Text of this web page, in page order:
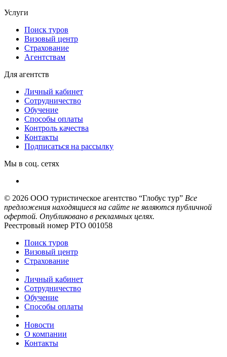
Услуги
Поиск туров
Визовый центр
Страхование
Агентствам
Для агентств
Личный кабинет
Сотрудничество
Обучение
Способы оплаты
Контроль качества
Контакты
Подписаться на рассылку
Мы в соц. сетях
© 2026 ООО туристическое агентство “Глобус тур” Все
предложения находящиеся на сайте не являются публичной
офертой. Опубликовано в рекламных целях.
Реестровый номер РТО 001058
Поиск туров
Визовый центр
Страхование
Личный кабинет
Сотрудничество
Обучение
Способы оплаты
Новости
О компании
Контакты